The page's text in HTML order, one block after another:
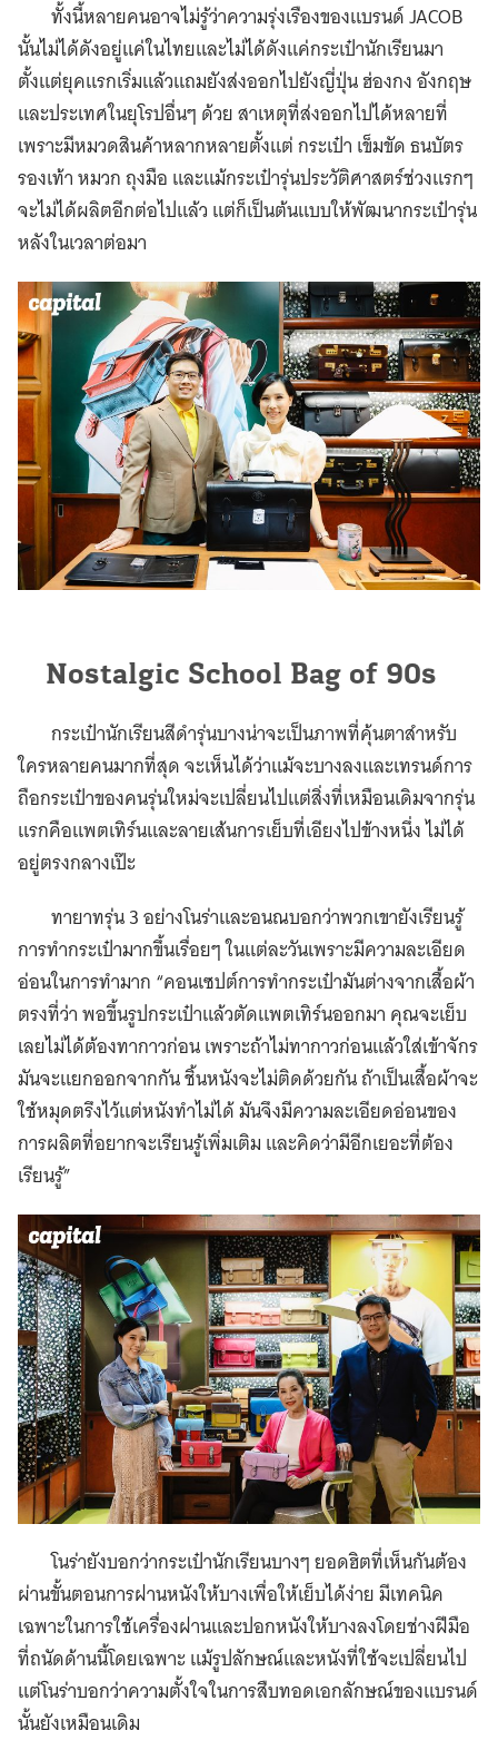
ทั้งนี้หลายคนอาจไม่รู้ว่าความรุ่งเรืองของแบรนด์ JACOB
นั้นไม่ได้ดังอยู่แค่ในไทยและไม่ได้ดังแค่กระเป๋านักเรียนมา
ตั้งแต่ยุคแรกเริ่มแล้วแถมยังส่งออกไปยังญี่ปุ่น ฮ่องกง อังกฤษ
และประเทศในยุโรปอื่นๆ ด้วย สาเหตุที่ส่งออกไปได้หลายที่
เพราะมีหมวดสินค้าหลากหลายตั้งแต่ กระเป๋า เข็มขัด ธนบัตร
รองเท้า หมวก ถุงมือ และแม้กระเป๋ารุ่นประวัติศาสตร์ช่วงแรกๆ
จะไม่ได้ผลิตอีกต่อไปแล้ว แต่ก็เป็นต้นแบบให้พัฒนากระเป๋ารุ่น
หลังในเวลาต่อมา
Nostalgic School Bag of 90s
กระเป๋านักเรียนสีดำรุ่นบางน่าจะเป็นภาพที่คุ้นตาสำหรับ
ใครหลายคนมากที่สุด จะเห็นได้ว่าแม้จะบางลงและเทรนด์การ
ถือกระเป๋าของคนรุ่นใหม่จะเปลี่ยนไปแต่สิ่งที่เหมือนเดิมจากรุ่น
แรกคือแพตเทิร์นและลายเส้นการเย็บที่เอียงไปข้างหนึ่ง ไม่ได้
อยู่ตรงกลางเป๊ะ
ทายาทรุ่น 3 อย่างโนร่าและอนณบอกว่าพวกเขายังเรียนรู้
การทำกระเป๋ามากขึ้นเรื่อยๆ ในแต่ละวันเพราะมีความละเอียด
อ่อนในการทำมาก “คอนเซปต์การทำกระเป๋ามันต่างจากเสื้อผ้า
ตรงที่ว่า พอขึ้นรูปกระเป๋าแล้วตัดแพตเทิร์นออกมา คุณจะเย็บ
เลยไม่ได้ต้องทากาวก่อน เพราะถ้าไม่ทากาวก่อนแล้วใส่เข้าจักร
มันจะแยกออกจากกัน ชิ้นหนังจะไม่ติดด้วยกัน ถ้าเป็นเสื้อผ้าจะ
ใช้หมุดตรึงไว้แต่หนังทำไม่ได้ มันจึงมีความละเอียดอ่อนของ
การผลิตที่อยากจะเรียนรู้เพิ่มเติม และคิดว่ามีอีกเยอะที่ต้อง
เรียนรู้”
โนร่ายังบอกว่ากระเป๋านักเรียนบางๆ ยอดฮิตที่เห็นกันต้อง
ผ่านขั้นตอนการฝานหนังให้บางเพื่อให้เย็บได้ง่าย มีเทคนิค
เฉพาะในการใช้เครื่องฝานและปอกหนังให้บางลงโดยช่างฝีมือ
ที่ถนัดด้านนี้โดยเฉพาะ แม้รูปลักษณ์และหนังที่ใช้จะเปลี่ยนไป
แต่โนร่าบอกว่าความตั้งใจในการสืบทอดเอกลักษณ์ของแบรนด์
นั้นยังเหมือนเดิม